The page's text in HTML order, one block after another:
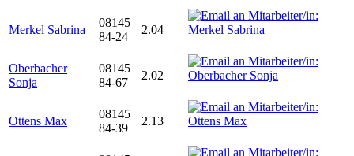
Merkel Sabrina
08145
84-24
2.04
Oberbacher
Sonja
08145
84-67
2.02
Ottens Max
08145
84-39
2.13